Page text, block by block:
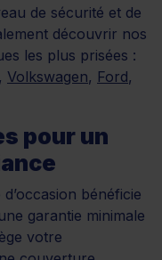
de sécurité et de
découvrir nos
les plus prisées :
, Volkswagen, Ford,
pour un
bénéficie
garantie minimale
votre